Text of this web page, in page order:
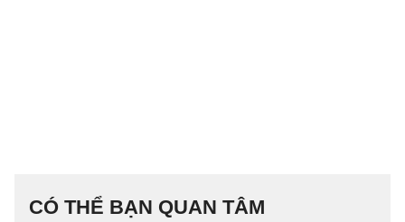
CÓ THỂ BẠN QUAN TÂM